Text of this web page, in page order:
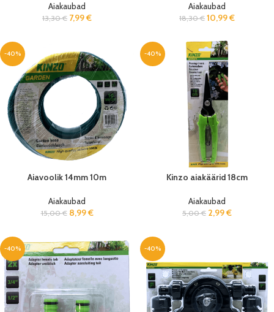
Aiakaubad
13,30€ 7,99€
Aiakaubad
18,30€ 10,99€
-40%
Aiavoolik 14mm 10m
Aiakaubad
15,00€ 8,99€
-40%
Kinzo aiakäärid 18cm
Aiakaubad
5,00€ 2,99€
-40% -40%